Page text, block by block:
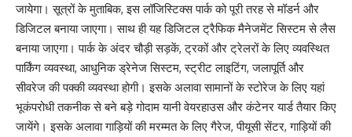
जायेगा। सूत्रों के मुताबिक, इस लॉजिस्टिक्स पार्क को पूरी तरह से मॉडर्न और
डिजिटल बनाया जाएगा। साथ ही यह डिजिटल ट्रैफिक मैनेजमेंट सिस्टम से लैस
बनाया जाएगा। पार्क के अंदर चौड़ी सड़कें, ट्रकों और ट्रेलरों के लिए व्यवस्थित
पार्किंग व्यवस्था, आधुनिक ड्रेनेज सिस्टम, स्ट्रीट लाइटिंग, जलापूर्ति और
सीवरेज की पक्की व्यवस्था होगी। इसके अलावा सामानों के स्टोरेज के लिए यहां
भूकंपरोधी तकनीक से बने बड़े गोदाम यानी वेयरहाउस और कंटेनर यार्ड तैयार किए
जायेंगे। इसके अलावा गाड़ियों की मरम्मत के लिए गैरेज, पीयूसी सेंटर, गाड़ियों की